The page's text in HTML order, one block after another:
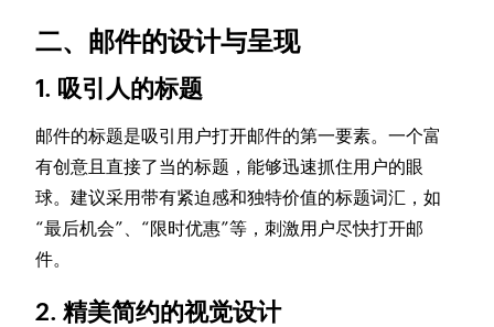
二、邮件的设计与呈现
1. 吸引人的标题
邮件的标题是吸引用户打开邮件的第一要素。一个富
有创意且直接了当的标题，能够迅速抓住用户的眼
球。建议采用带有紧迫感和独特价值的标题词汇，如
“最后机会”、“限时优惠”等，刺激用户尽快打开邮
件。
2. 精美简约的视觉设计